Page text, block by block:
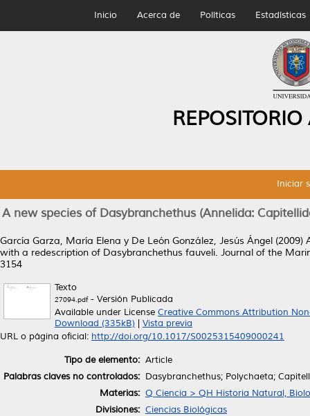
Inicio Acerca de Políticas Estadísticas
Iniciar
A new species of Dasybranchethus (Annelida:
García Garza, María Elena y De León González, Jesús Ángel (2009)
with a redescription of Dasybranchethus fauveli. Journal of the
3154
Texto
27094.pdf- Versión Publicada
Available under License Creative Commons Attribution
Download (335kB)
Vista previa
URL o página oficial: http://doi.org/10.1017/S0025315409000241
Tipo de elemento: Article
Palabras claves no controlados: Dasybranchethus; Polychaeta;
Materias: Q Ciencia > QH Historia Natural,
Divisiones: Ciencias Biológicas